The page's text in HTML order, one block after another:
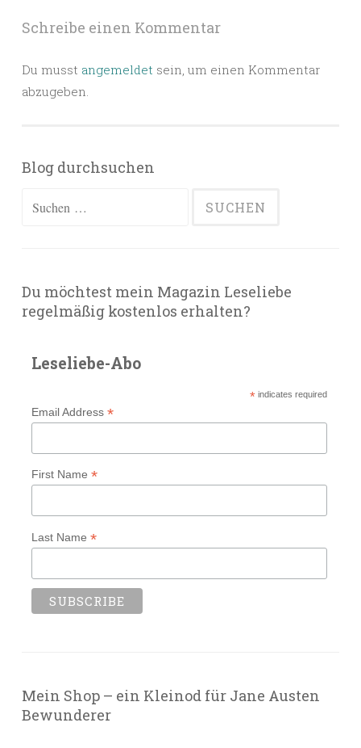
Schreibe einen Kommentar
Du musst angemeldet sein, um einen Kommentar
abzugeben.
Blog durchsuchen
Suchen
Du möchtest mein Magazin Leseliebe
regelmäßig kostenlos erhalten?
Leseliebe-Abo
*indicates required
Email Address *
First Name *
Last Name *
Mein Shop – ein Kleinod für Jane Austen
Bewunderer